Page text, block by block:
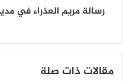
مقالات ذات صلة